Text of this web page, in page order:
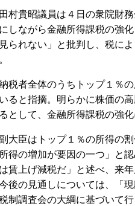
村貴昭議員は４日の衆院財
しながら金融所得課税の強
られない」と批判し、税に
税者全体のうちトップ１％
ると指摘。明らかに株価の
として、金融所得課税の強
大臣はトップ１％の所得の
得の増加が要因の一つ」と
賃上げ減税だ」と述べ、来
後の見通しについては、「
制調査会の大綱に基づいて